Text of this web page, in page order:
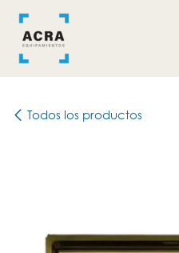
Todos los productos